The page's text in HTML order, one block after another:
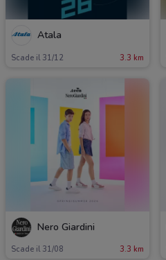
Atala
Scade il 31/12 3.3 km
Nero Giardini
Scade il 31/08 3.3 km